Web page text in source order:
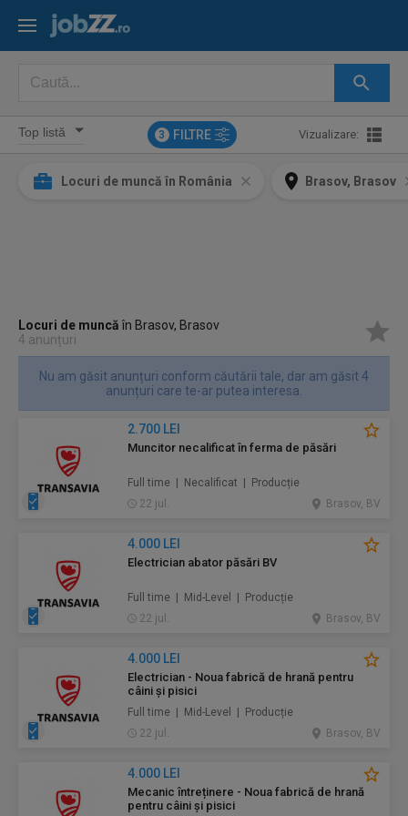
3 FILTRE Vizualizare:
Locuri de muncă în România Brasov, Brasov
Locuri de muncăîn Brasov, Brasov
4 anunțuri
Nu am găsit anunțuri conform căutării tale, dar am găsit 4
anunțuri care te-ar putea interesa.
2.700 LEI
Muncitor necalificat în ferma de păsări
Full time | Necalificat | Producție
22 jul.
Brasov, BV
4.000 LEI
Electrician abator păsări BV
Full time | Mid-Level | Producție
22 jul.
Brasov, BV
4.000 LEI
Electrician - Noua fabrică de hrană pentru
câini și pisici
Full time | Mid-Level | Producție
22 jul.
Brasov, BV
4.000 LEI
Mecanic întreținere - Noua fabrică de hrană
pentru câini și pisici